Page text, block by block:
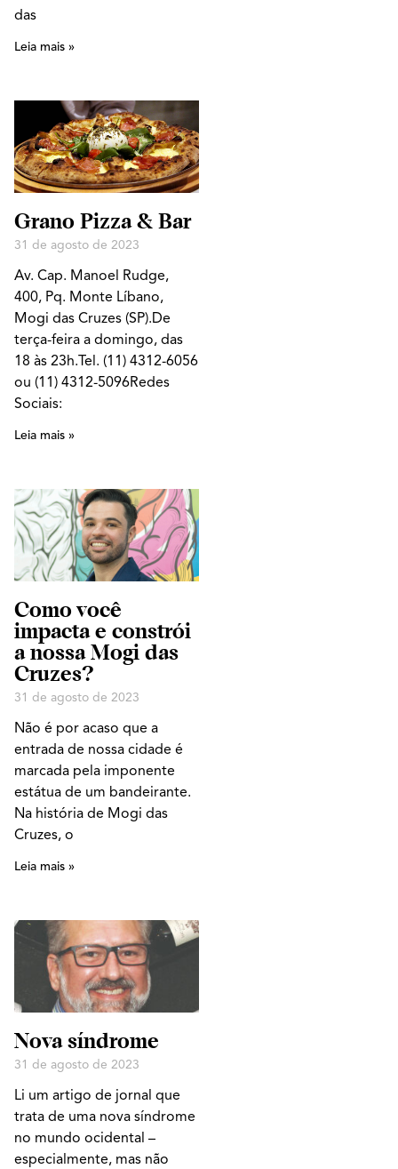
das
Leia mais »
Grano Pizza & Bar
31 de agosto de 2023
Av. Cap. Manoel Rudge,
400, Pq. Monte Líbano,
Mogi das Cruzes (SP).De
terça-feira a domingo, das
18 às 23h.Tel. (11) 4312-6056
ou (11) 4312-5096Redes
Sociais:
Leia mais »
Como você
impacta e constrói
a nossa Mogi das
Cruzes?
31 de agosto de 2023
Não é por acaso que a
entrada de nossa cidade é
marcada pela imponente
estátua de um bandeirante.
Na história de Mogi das
Cruzes, o
Leia mais »
Nova síndrome
31 de agosto de 2023
Li um artigo de jornal que
trata de uma nova síndrome
no mundo ocidental –
especialmente, mas não